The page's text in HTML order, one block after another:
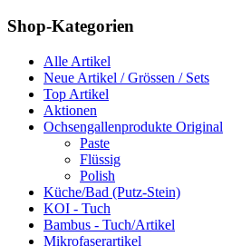
Shop-Kategorien
Alle Artikel
Neue Artikel / Grössen / Sets
Top Artikel
Aktionen
Ochsengallenprodukte Original
Paste
Flüssig
Polish
Küche/Bad (Putz-Stein)
KOI - Tuch
Bambus - Tuch/Artikel
Mikrofaserartikel